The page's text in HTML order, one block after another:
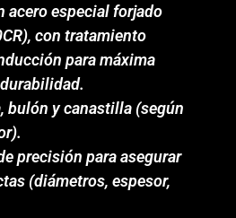
acero especial forjado
con tratamiento
para máxima
bulón y canastilla (según
precisión para asegurar
(diámetros, espesor,